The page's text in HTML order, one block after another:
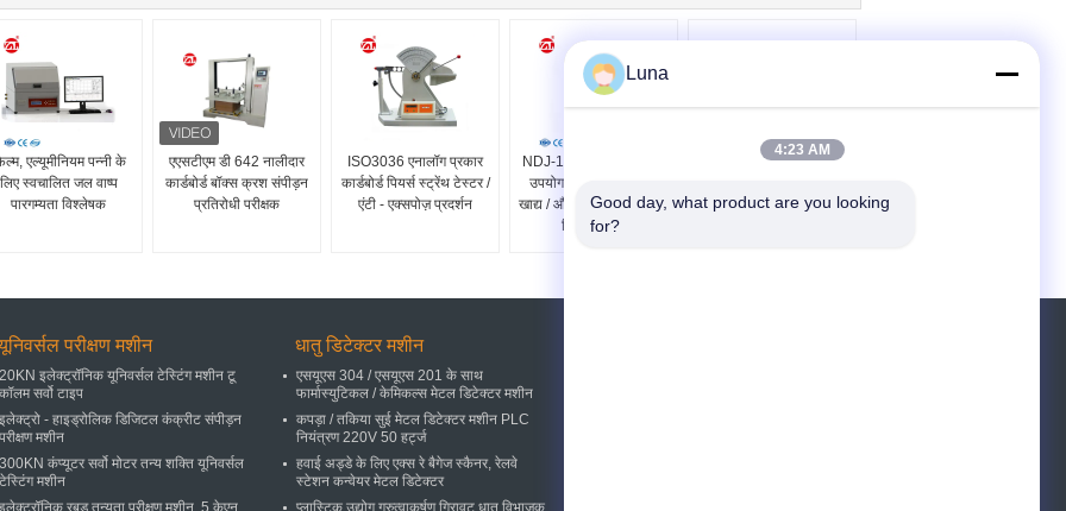
एल्यूमीनियम पन्नी के
लिए स्वचालित जल वाष्प
पारगम्यता विश्लेषक
एएसटीएम डी 642 नालीदार
कार्डबोर्ड बॉक्स क्रश संपीड़न
प्रतिरोधी परीक्षक
ISO3036 एनालॉग प्रकार
कार्डबोर्ड पियर्स स्ट्रेंथ टेस्टर /
एंटी - एक्सपोज़ प्रदर्शन
NDJ-1 घूर्णी विस्कोमीटर का
उपयोग तेल / पेंट / स्याही /
खाद्य / औषधि को मापने के लिए
किया जाता है
आईएसओ 12048 आईबीसी
परीक्षण उपकरण
परीक्षण मशीन
20KN इलेक्ट्रॉनिक यूनिवर्सल टेस्टिंग मशीन टू
कॉलम सर्वो टाइप
इलेक्ट्रो - हाइड्रोलिक डिजिटल कंक्रीट संपीड़न
परीक्षण मशीन
300KN कंप्यूटर सर्वो मोटर तन्य शक्ति यूनिवर्सल
टेस्टिंग मशीन
इलेक्ट्रॉनिक रबड़ तन्यता परीक्षण मशीन, 5 केएन
धातु डिटेक्टर मशीन
एसयूएस 304 / एसयूएस 201 के साथ
फार्मास्युटिकल / केमिकल्स मेटल डिटेक्टर मशीन
कपड़ा / तकिया सुई मेटल डिटेक्टर मशीन PLC
नियंत्रण 220V 50 हर्ट्ज
हवाई अड्डे के लिए एक्स रे बैगेज स्कैनर, रेलवे
स्टेशन कन्वेयर मेटल डिटेक्टर
प्लास्टिक उद्योग गुरुत्वाकर्षण गिरावट धातु विभाजक
Luna
4:23 AM
Good day, what product are you looking
for?